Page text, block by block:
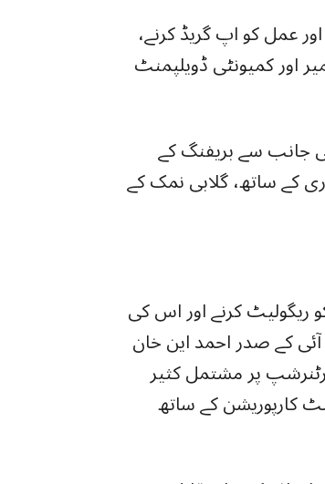
عمل کو اپ گریڈ کرنے،
اور کمیونٹی ڈویلپمنٹ
جانب سے بریفنگ کے
کے ساتھ، گلابی نمک کے
ریگولیٹ کرنے اور اس کی
کے صدر احمد این خان
پر مشتمل کثیر
کارپوریشن کے ساتھ